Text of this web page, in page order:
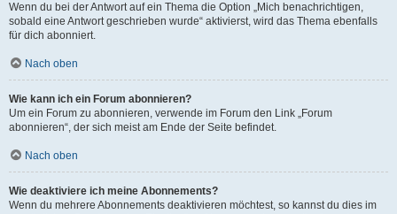
Wenn du bei der Antwort auf ein Thema die Option „Mich benachrichtigen,
sobald eine Antwort geschrieben wurde“ aktivierst, wird das Thema ebenfalls
für dich abonniert.
Nach oben
Wie kann ich ein Forum abonnieren?
Um ein Forum zu abonnieren, verwende im Forum den Link „Forum
abonnieren“, der sich meist am Ende der Seite befindet.
Nach oben
Wie deaktiviere ich meine Abonnements?
Wenn du mehrere Abonnements deaktivieren möchtest, so kannst du dies im